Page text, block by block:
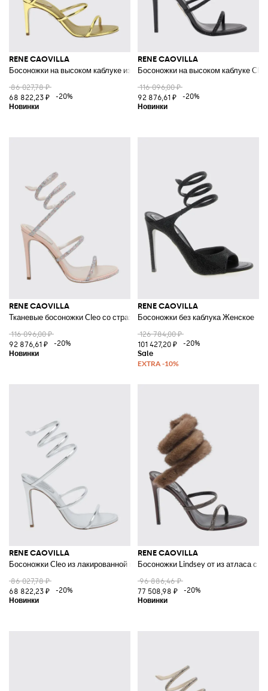
RENE CAOVILLA
Босоножки на высоком каблуке из ламинированной кожи с ремешком-
86 027,78 ₽
68 822,23 ₽
-20%
RENE CAOVILLA
Босоножки на высоком каблуке
116 096,00 ₽
92 876,61 ₽
-20%
RENE CAOVILLA
Тканевые босоножки Cleo со стразами и спиральным ремешком Snake
116 096,00 ₽
92 876,61 ₽
-20%
RENE CAOVILLA
Босоножки без каблука Женское
126 784,00 ₽
101 427,20 ₽
-20%
RENE CAOVILLA
Босоножки Cleo из лакированной кожи со спиральным ремешком
86 027,78 ₽
68 822,23 ₽
-20%
RENE CAOVILLA
Босоножки Lindsey от из атласа с
96 886,46 ₽
77 508,98 ₽
-20%